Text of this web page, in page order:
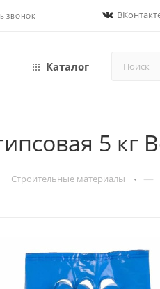
ЗВОНОК
Каталог
5 кг
Строительные материалы —